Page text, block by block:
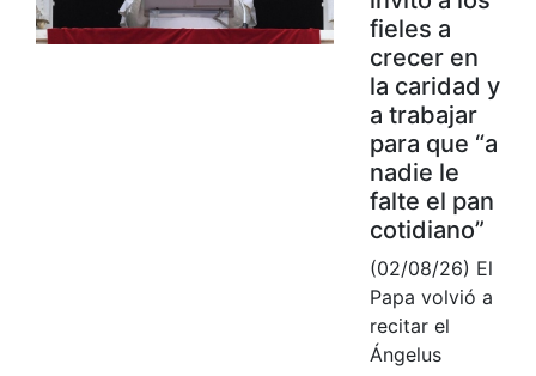
fieles a
crecer en
la caridad y
a trabajar
para que “a
nadie le
falte el pan
cotidiano”
(02/08/26) El
Papa volvió a
recitar el
Ángelus